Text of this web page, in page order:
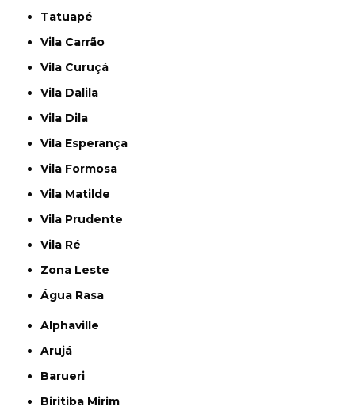
Tatuapé
Vila Carrão
Vila Curuçá
Vila Dalila
Vila Dila
Vila Esperança
Vila Formosa
Vila Matilde
Vila Prudente
Vila Ré
Zona Leste
Água Rasa
Alphaville
Arujá
Barueri
Biritiba Mirim